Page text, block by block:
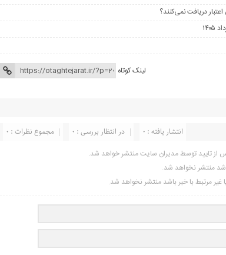
لینک کوتاه
مجموع نظرات : 0 در انتظار بررسی : 0 انتشار یافته : 0
از تایید توسط مدیران سایت منتشر خواهد شد.
منتشر نخواهد شد.
غیر مرتبط با خبر باشد منتشر نخواهد شد.